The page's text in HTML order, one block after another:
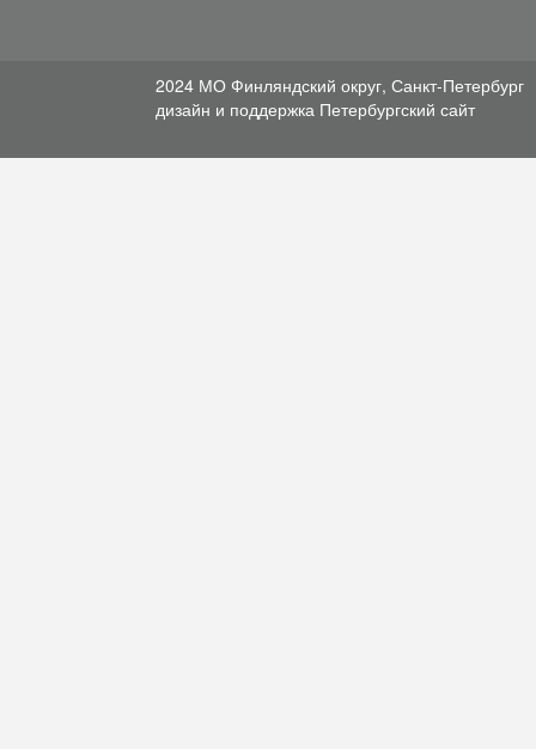
2024 МО Финляндский округ, Санкт-Петербург
дизайн и поддержка Петербургский сайт